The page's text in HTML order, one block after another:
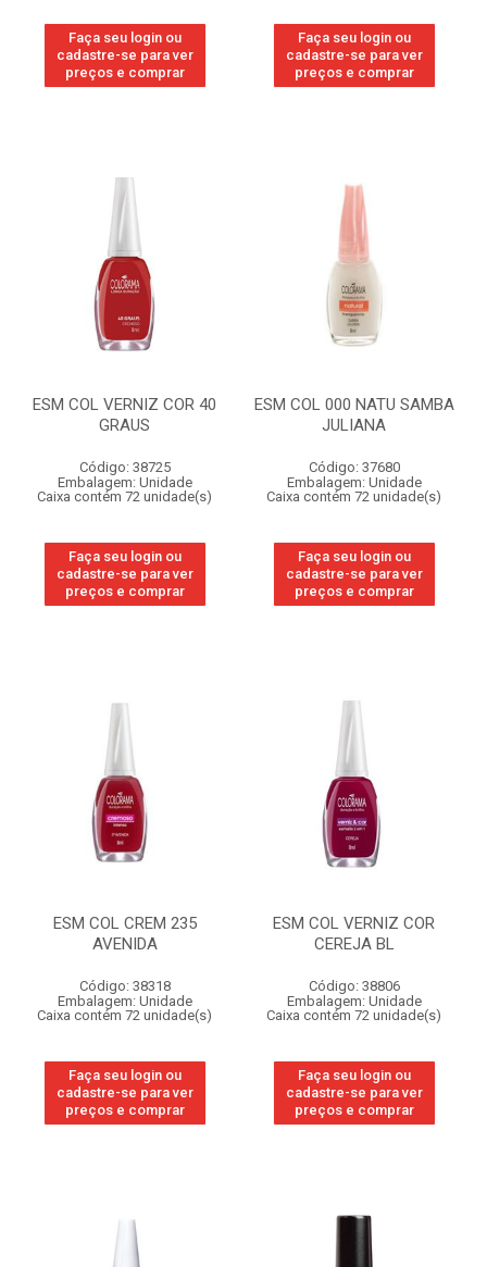
Faça seu login ou
cadastre-se para ver
preços e comprar
Faça seu login ou
cadastre-se para ver
preços e comprar
ESM COL VERNIZ COR 40
GRAUS
Código: 38725
Embalagem: Unidade
Caixa contém 72 unidade(s)
Faça seu login ou
cadastre-se para ver
preços e comprar
ESM COL 000 NATU SAMBA
JULIANA
Código: 37680
Embalagem: Unidade
Caixa contém 72 unidade(s)
Faça seu login ou
cadastre-se para ver
preços e comprar
ESM COL CREM 235
AVENIDA
Código: 38318
Embalagem: Unidade
Caixa contém 72 unidade(s)
Faça seu login ou
cadastre-se para ver
preços e comprar
ESM COL VERNIZ COR
CEREJA BL
Código: 38806
Embalagem: Unidade
Caixa contém 72 unidade(s)
Faça seu login ou
cadastre-se para ver
preços e comprar